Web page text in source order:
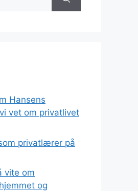
Hansens
vet om privatlivet
privatlærer på
vite om
og